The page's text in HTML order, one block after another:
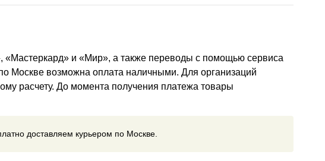
«Мастеркард» и «Мир», а также переводы с помощью сервиса
Москве возможна оплата наличными. Для организаций
расчету. До момента получения платежа товары
доставляем курьером по Москве.